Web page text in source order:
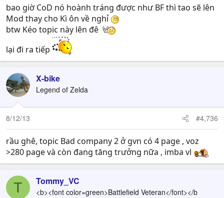
bao giờ CoD nó hoành tráng được như BF thì tao sẽ lên
Mod thay cho Kì ôn về nghỉ
btw Kéo topic này lên đê
lại đi ra tiếp
X-bike
Legend of Zelda
8/12/13 #4,736
rầu ghê, topic Bad company 2 ở gvn có 4 page , voz
>280 page và còn đang tăng trưởng nữa , imba vl
T Tommy_VC
<b><font color=green>Battlefield Veteran</font></b